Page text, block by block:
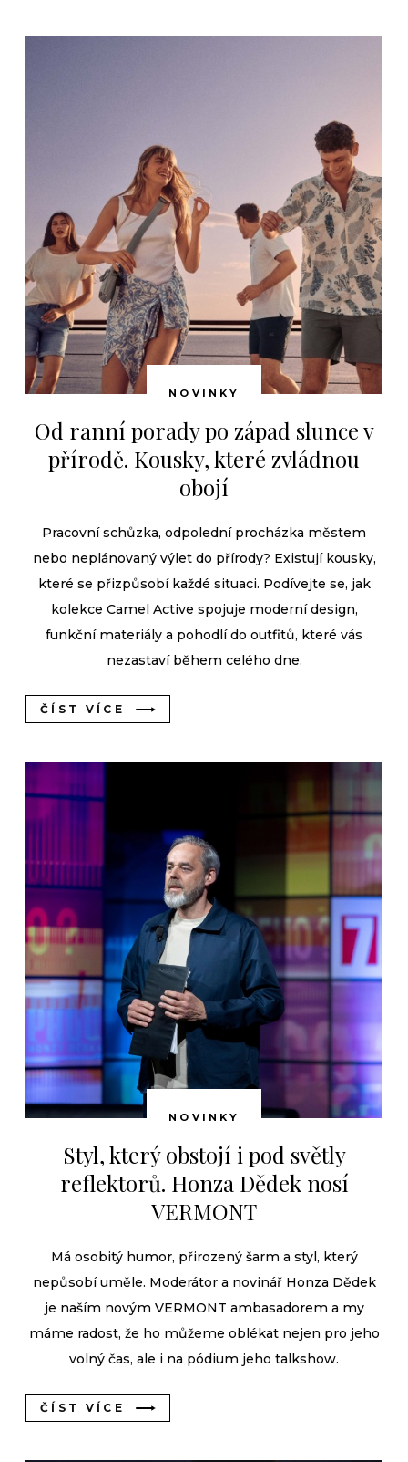
NOVINKY
Od ranní porady po západ slunce v
přírodě. Kousky, které zvládnou
obojí
Pracovní schůzka, odpolední procházka městem
nebo neplánovaný výlet do přírody? Existují kousky,
které se přizpůsobí každé situaci. Podívejte se, jak
kolekce Camel Active spojuje moderní design,
funkční materiály a pohodlí do outfitů, které vás
nezastaví během celého dne.
ČÍST VÍCE
NOVINKY
Styl, který obstojí i pod světly
reflektorů. Honza Dědek nosí
VERMONT
Má osobitý humor, přirozený šarm a styl, který
nepůsobí uměle. Moderátor a novinář Honza Dědek
je naším novým VERMONT ambasadorem a my
máme radost, že ho můžeme oblékat nejen pro jeho
volný čas, ale i na pódium jeho talkshow.
ČÍST VÍCE